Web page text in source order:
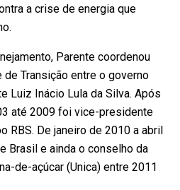
a crise de energia que
Parente coordenou
de Transição entre o governo
Luiz Inácio Lula da Silva. Após
até 2009 foi vice-presidente
RBS. De janeiro de 2010 a abril
Brasil e ainda o conselho da
de-açúcar (Unica) entre 2011